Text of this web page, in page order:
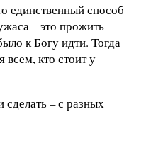
единственный способ
– это прожить
к Богу идти. Тогда
всем, кто стоит у
– с разных